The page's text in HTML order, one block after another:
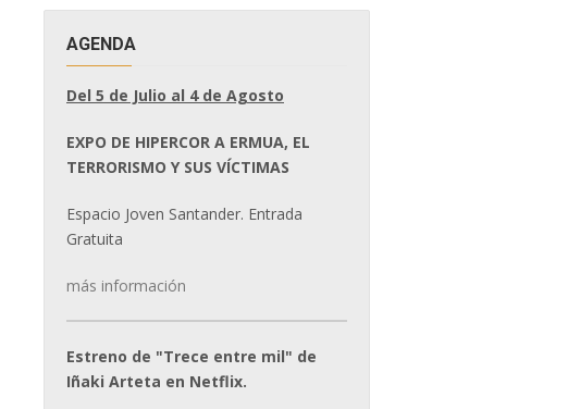
AGENDA
Del 5 de Julio al 4 de Agosto
EXPO DE HIPERCOR A ERMUA, EL
TERRORISMO Y SUS VÍCTIMAS
Espacio Joven Santander. Entrada
Gratuita
más información
Estreno de "Trece entre mil" de
Iñaki Arteta en Netflix.